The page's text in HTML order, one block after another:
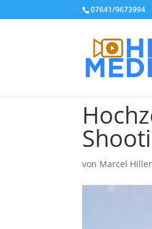
07641/9673994
von Marcel Hiller